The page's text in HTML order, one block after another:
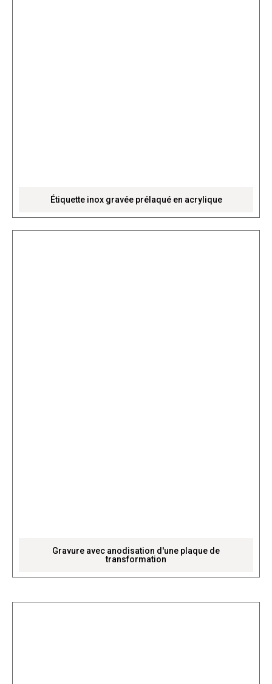
Étiquette inox gravée prélaqué en acrylique
Gravure avec anodisation d'une plaque de
transformation